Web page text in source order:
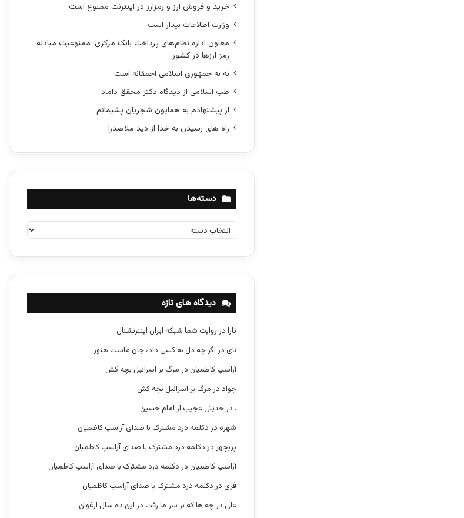
خرید و فروش ارز و رمزارز در اینترنت ممنوع است
وزارت اطلاعات بیدار است
معاون اداره نظام‌های پرداخت بانک مرکزی: ممنوعیت مبادله
رمز ارزها در کشور
نه به جمهوری اسلامی احمقانه است
طب اسلامی از دیدگاه دکتر محقق داماد
از پیشنهادم به همایون شجریان پشیمانم
راه های رسیدن به خدا از دید ملاصدرا
دسته‌ها
س
ه
دیدگاه های تازه
تارا در روایت شما شبکه ایران اینترنشنال
نای در اگر چه دل به کسی داد، جان ماست هنوز
آراسپ کاظمیان در مرگ بر اسرائیل بچه کش
جواد در مرگ بر اسرائیل بچه کش
. درحدیثی عجیب از امام حسین
شهره در دکلمه درد مشترک با صدای آراسپ کاظمیان
پریچهر در دکلمه درد مشترک با صدای آراسپ کاظمیان
آراسپ کاظمیان در دکلمه درد مشترک با صدای آراسپ کاظمیان
فری در دکلمه درد مشترک با صدای آراسپ کاظمیان
علی درچه ها که بر سر ما رفت در این ده سال ارغوان